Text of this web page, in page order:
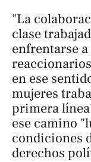
"La
clase
enfrentarse
en ese
mujeres
primera
ese camino
condiciones
derechos